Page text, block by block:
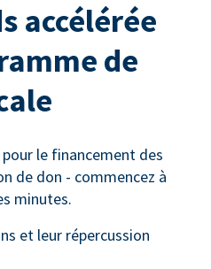
accélérée
de
le financement des
de don - commencez à
minutes.
et leur répercussion